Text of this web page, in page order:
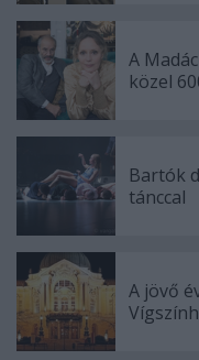
A
közel
Bartók
tánccal
A jövő